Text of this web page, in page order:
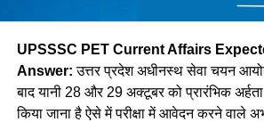
UPSSSC PET Current Affairs
Answer:उत्तर प्रदेश अधीनस्थ सेवा चयन
बाद यानी 28 और 29 अक्टूबर को प्रारंभिक
किया जाना है ऐसे में परीक्षा में आवेदन करने वाले